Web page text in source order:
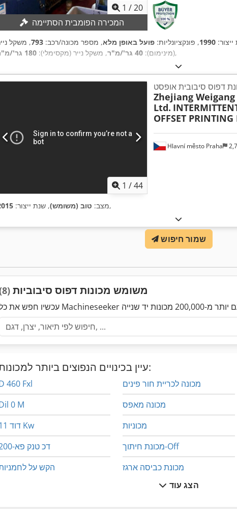
1 /20
המכירה הפומבית הסתיימה
1990, פונקציונליות: פועל באופן מלא, מספר מכונה/רכב: 793, משקל
(מינימום): 40 גר'/מ"ר , משקל נייר (מקסימלי): 180 גר'/מ"ר ,
1 /44
Hlavní město Praha
דפוס סיבובית אופסט
Zhejiang
Ltd.
OFFSET PRINTING
מצב: טוב (משומש), שנת ייצור: ,
שמור חיפוש
משומש מכונות דפוס סיבוביות (8)
עיין בכינויים הנפוצים ביותר למכונות:
460 Fxl
0 M
דוד 11 Kw
דכ טנק פא-200
הקש על
מכונה לכריית חור פינים
מכונה מאפס
מכוניות
מכונת חיתוך-Off
מכונת כביסה ארגז
הצג עוד